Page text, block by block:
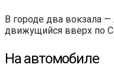
В городе два вокзала
движущийся вверх по
На автомобиле